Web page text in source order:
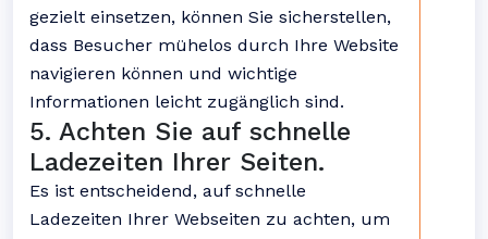
gezielt einsetzen, können Sie sicherstellen,
dass Besucher mühelos durch Ihre Website
navigieren können und wichtige
Informationen leicht zugänglich sind.
5. Achten Sie auf schnelle
Ladezeiten Ihrer Seiten.
Es ist entscheidend, auf schnelle
Ladezeiten Ihrer Webseiten zu achten, um